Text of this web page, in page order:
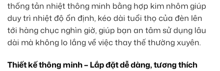
thống tản nhiệt thông minh bằng hợp kim nhôm giúp
duy trì nhiệt độ ổn định, kéo dài tuổi thọ của đèn lên
tới hàng chục nghìn giờ, giúp bạn an tâm sử dụng lâu
dài mà không lo lắng về việc thay thế thường xuyên.
Thiết kế thông minh – Lắp đặt dễ dàng, tương thích